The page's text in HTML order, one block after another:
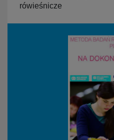
rówieśnicze